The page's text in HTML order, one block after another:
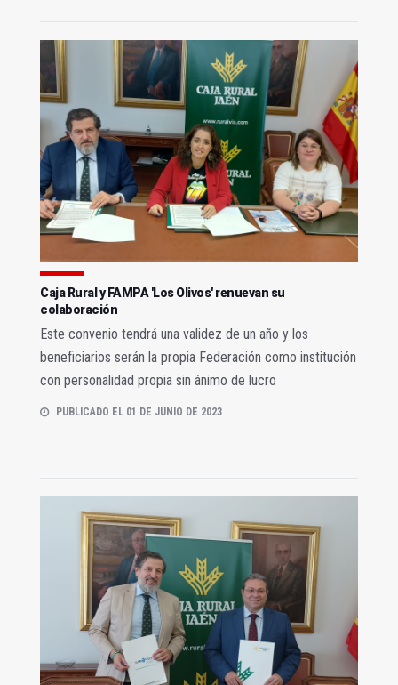
Caja Rural y FAMPA 'Los Olivos' renuevan su
colaboración
Este convenio tendrá una validez de un año y los
beneficiarios serán la propia Federación como institución
con personalidad propia sin ánimo de lucro
PUBLICADO EL 01 DE JUNIO DE 2023